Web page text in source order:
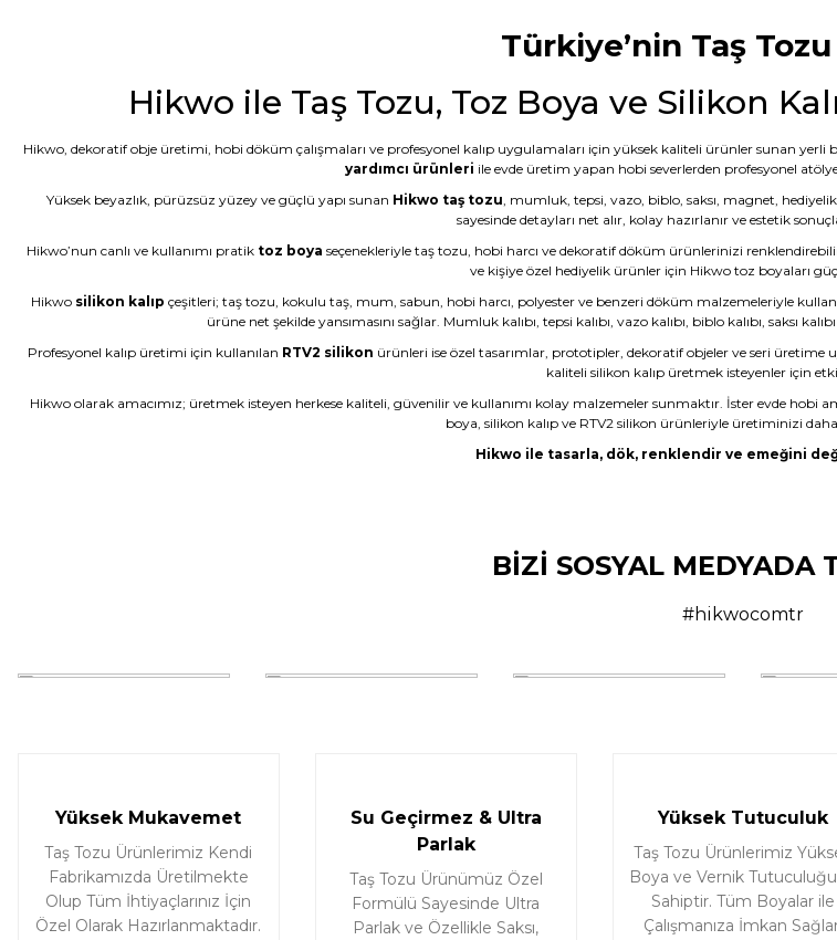
N... E... | 01/06/2026
Ürün çok güzel hediye için teşekkür ederim
F... Ö... | 16/05/2026
Firmanın hizmet ve iletişiminden memnunum
Türkiye’nin Taş
Hikwo ile Taş Tozu, Toz Boya ve Silikon
Hikwo, dekoratif obje üretimi, hobi döküm çalışmaları ve profesyonel kalıp uygulamaları için yüksek kaliteli ürünler sunan yerli
yardımcı ürünleri ile evde üretim yapan hobi severlerden profesyonel
Yüksek beyazlık, pürüzsüz yüzey ve güçlü yapı sunan Hikwo taş tozu, mumluk, tepsi, vazo, biblo, saksı, magnet,
sayesinde detayları net alır, kolay hazırlanır ve estetik
Hikwo’nun canlı ve kullanımı pratik toz boya seçenekleriyle taş tozu, hobi harcı ve dekoratif döküm ürünlerinizi
ve kişiye özel hediyelik ürünler için Hikwo toz boyaları
Hikwo silikon kalıp çeşitleri; taş tozu, kokulu taş, mum, sabun, hobi harcı, polyester ve benzeri döküm malzemeleriyle
ürüne net şekilde yansımasını sağlar. Mumluk kalıbı, tepsi kalıbı, vazo kalıbı, biblo kalıbı, saksı
Profesyonel kalıp üretimi için kullanılan RTV2 silikon ürünleri ise özel tasarımlar, prototipler, dekoratif objeler ve seri üretime
kaliteli silikon kalıp üretmek isteyenler için
Hikwo olarak amacımız; üretmek isteyen herkese kaliteli, güvenilir ve kullanımı kolay malzemeler sunmaktır. İster evde
boya, silikon kalıp ve RTV2 silikon ürünleriyle üretiminizi
Hikwo ile tasarla, dök, renklendir ve emeğini
BİZİ SOSYAL MEDYADA
#hikwocomtr
Yüksek Mukavemet
Taş Tozu Ürünlerimiz Kendi
Fabrikamızda Üretilmekte
Olup Tüm İhtiyaçlarınız İçin
Özel Olarak Hazırlanmaktadır.
Su Geçirmez & Ultra
Parlak
Taş Tozu Ürünümüz Özel
Formülü Sayesinde Ultra
Parlak ve Özellikle Saksı,
Yüksek Tutuculuk
Taş Tozu Ürünlerimiz
Boya ve Vernik
Sahiptir. Tüm Boyalar ile
Çalışmanıza İmkan